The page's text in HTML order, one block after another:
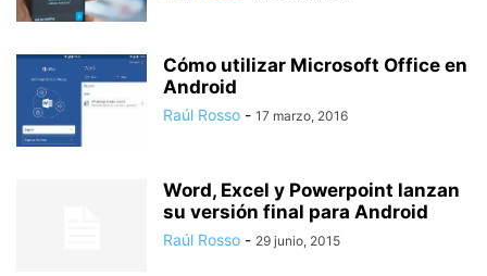
Cómo utilizar Microsoft Office en
Android
Raúl Rosso - 17 marzo, 2016
Word, Excel y Powerpoint lanzan
su versión final para Android
Raúl Rosso - 29 junio, 2015